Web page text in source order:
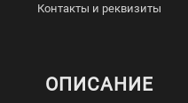
Контакты и реквизиты
ОПИСАНИЕ